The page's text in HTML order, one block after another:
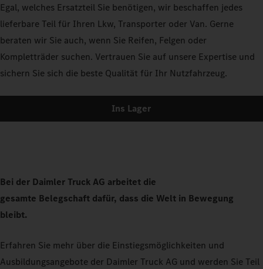
Egal, welches Ersatzteil Sie benötigen, wir beschaffen jedes
lieferbare Teil für Ihren Lkw, Transporter oder Van. Gerne
beraten wir Sie auch, wenn Sie Reifen, Felgen oder
Kompletträder suchen. Vertrauen Sie auf unsere Expertise und
sichern Sie sich die beste Qualität für Ihr Nutzfahrzeug.
Ins Lager
Bei der Daimler Truck AG arbeitet die
gesamte Belegschaft dafür, dass die Welt in Bewegung
bleibt.
Erfahren Sie mehr über die Einstiegsmöglichkeiten und
Ausbildungsangebote der Daimler Truck AG und werden Sie Teil